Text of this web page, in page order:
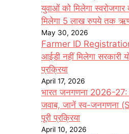
युवाओं को मिलेगा स्वरोजगार
मिलेगा 5 लाख रुपये तक
May 30, 2026
Farmer ID
आईडी नहीं मिलेगा सरकारी
प्रक्रिया
April 17, 2026
भारत जनगणना 2026-
जवाब, जानें स्व-जनगणना
पूरी प्रक्रिया
April 10, 2026